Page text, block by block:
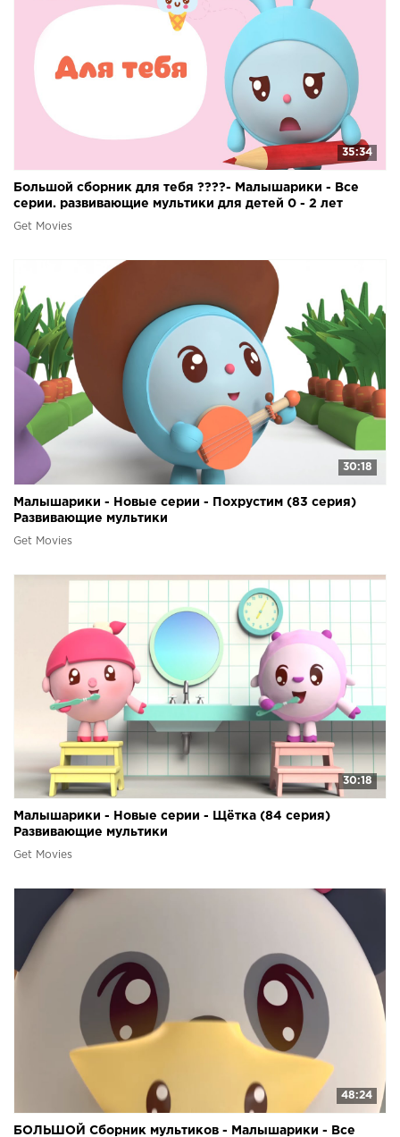
35:34
Большой сборник для тебя ????- Малышарики - Все
серии. развивающие мультики для детей 0 - 2 лет
Get Movies
30:18
Малышарики - Новые серии - Похрустим (83 серия)
Развивающие мультики
Get Movies
30:18
Малышарики - Новые серии - Щётка (84 серия)
Развивающие мультики
Get Movies
48:24
БОЛЬШОЙ Сборник мультиков - Малышарики - Все